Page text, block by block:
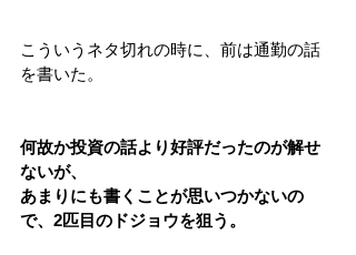
こういうネタ切れの時に、前は通勤の話
を書いた。
何故か投資の話より好評だったのが解せ
ないが、
あまりにも書くことが思いつかないの
で、2匹目のドジョウを狙う。